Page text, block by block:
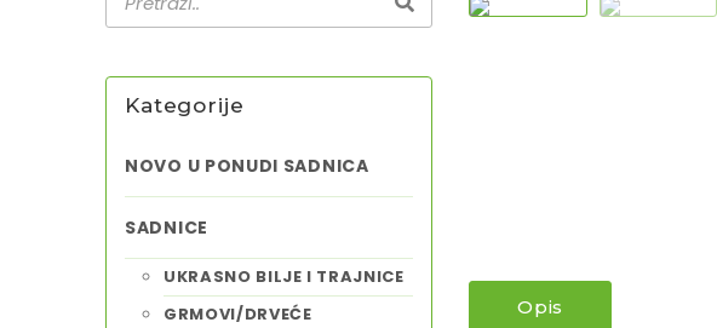
Kategorije
NOVO U PONUDI SADNICA
SADNICE
UKRASNO BILJE I TRAJNICE
GRMOVI/DRVEĆE
Opis